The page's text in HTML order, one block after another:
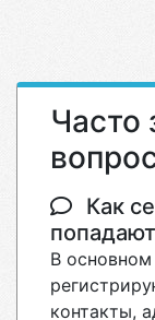
Часто
Как
В
контакты,